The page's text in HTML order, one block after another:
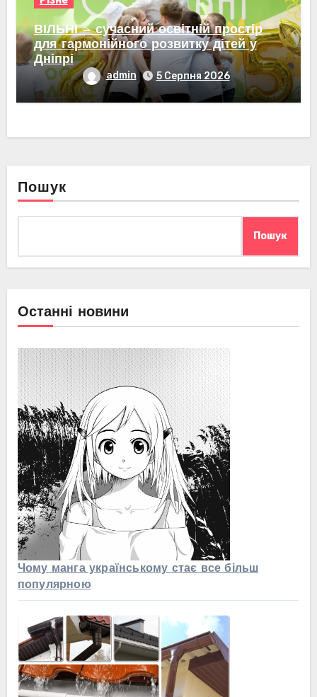
ВІЛЬНІ — сучасний освітній простір
для гармонійного розвитку дітей у
Дніпрі
admin 5 Серпня 2026
Пошук
Пошук
Останні новини
Чому манга українському стає все більш
популярною